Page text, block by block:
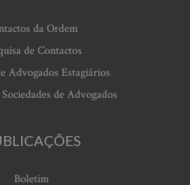
da Ordem
de Contactos
Advogados Estagiários
de Advogados
Boletim